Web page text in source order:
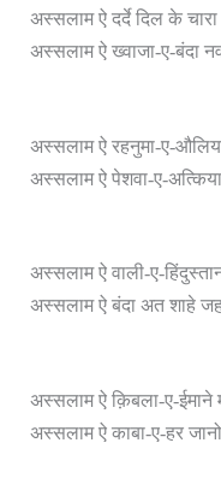
अस्सलाम ऐ दर्दे दिल के
अस्सलाम ऐ ख्वाजा-ए-बंदा
अस्सलाम ऐ रहनुमा-ए-
अस्सलाम ऐ पेशवा-ए-अत्किया
अस्सलाम ऐ वाली-ए-
अस्सलाम ऐ बंदा अत शाहे
अस्सलाम ऐ क़िबला-ए-ईमाने
अस्सलाम ऐ काबा-ए-हर